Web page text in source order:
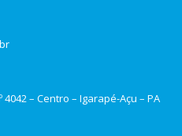
– Centro – Igarapé-Açu – PA